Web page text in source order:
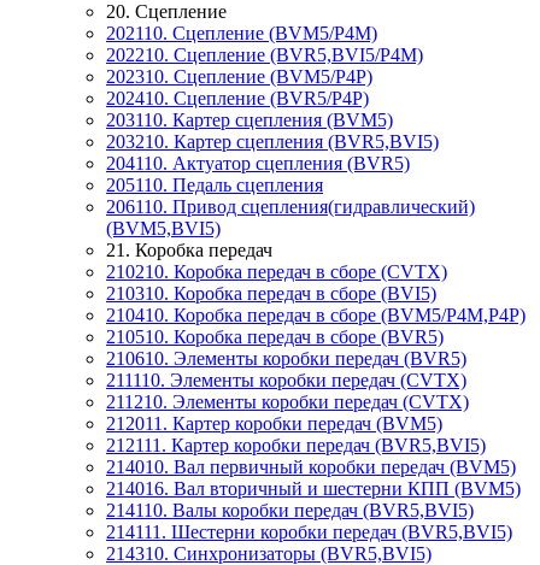
20. Сцепление
202110. Сцепление (BVM5/P4M)
202210. Сцепление (BVR5,BVI5/P4M)
202310. Сцепление (BVM5/P4P)
202410. Сцепление (BVR5/P4P)
203110. Картер сцепления (BVM5)
203210. Картер сцепления (BVR5,BVI5)
204110. Актуатор сцепления (BVR5)
205110. Педаль сцепления
206110. Привод сцепления(гидравлический)
(BVM5,BVI5)
21. Коробка передач
210210. Коробка передач в сборе (CVTX)
210310. Коробка передач в сборе (BVI5)
210410. Коробка передач в сборе (BVM5/P4M,P4P)
210510. Коробка передач в сборе (BVR5)
210610. Элементы коробки передач (BVR5)
211110. Элементы коробки передач (CVTX)
211210. Элементы коробки передач (CVTX)
212011. Картер коробки передач (BVM5)
212111. Картер коробки передач (BVR5,BVI5)
214010. Вал первичный коробки передач (BVM5)
214016. Вал вторичный и шестерни КПП (BVM5)
214110. Валы коробки передач (BVR5,BVI5)
214111. Шестерни коробки передач (BVR5,BVI5)
214310. Синхронизаторы (BVR5,BVI5)